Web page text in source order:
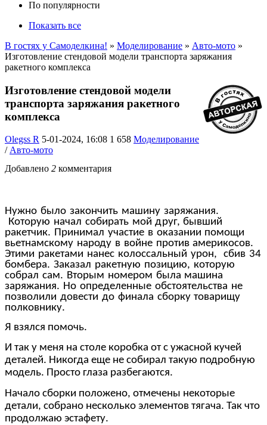
По популярности
Показать все
В гостях у Самоделкина! » Моделирование » Авто-мото »
Изготовление стендовой модели транспорта заряжания
ракетного комплекса
Изготовление стендовой модели
транспорта заряжания ракетного
комплекса
Olegss R 5-01-2024, 16:08 1 658 Моделирование
/Авто-мото
Добавлено 2 комментария
Нужно было закончить машину заряжания.
Которую начал собирать мой друг, бывший
ракетчик. Принимал участие в оказании помощи
вьетнамскому народу в войне против америкосов.
Этими ракетами нанес колоссальный урон, сбив 34
бомбера. Заказал ракетную позицию, которую
собрал сам. Вторым номером была машина
заряжания. Но определенные обстоятельства не
позволили довести до финала сборку товарищу
полковнику.
Я взялся помочь.
И так у меня на столе коробка от с ужасной кучей
деталей. Никогда еще не собирал такую подробную
модель. Просто глаза разбегаются.
Начало сборки положено, отмечены некоторые
детали, собрано несколько элементов тягача. Так что
продолжаю эстафету.